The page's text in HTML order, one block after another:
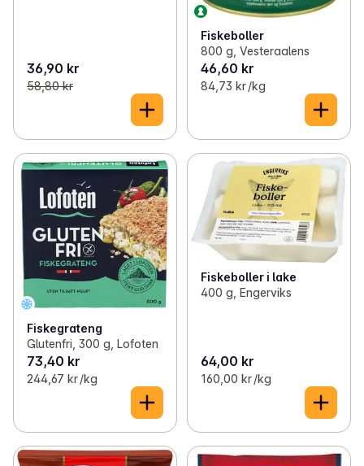
36,90 kr
58,80 kr
Fiskeboller
800 g, Vesteraalens
46,60 kr
84,73 kr /kg
Fiskegrateng
Glutenfri, 300 g, Lofoten
73,40 kr
244,67 kr /kg
Fiskeboller i lake
400 g, Engerviks
64,00 kr
160,00 kr /kg